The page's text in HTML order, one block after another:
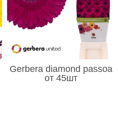
Gerbera diamond passoa
от 45шт